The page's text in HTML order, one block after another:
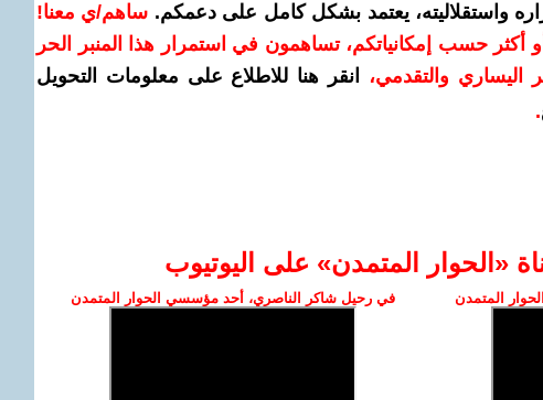
واستقلاليته، يعتمد بشكل كامل على دعمكم. ساهم/ي معنا!
سنويًا أو أكثر حسب إمكانياتكم، تساهمون في استمرار هذا المنبر الحر
اليساري والتقدمي،
انقر هنا للاطلاع على معلومات التحويل
.
‫«الحوار المتمدن» على اليوتيوب
المتمدن في رحيل شاكر الناصري، أحد مؤسسي الحوار المتمدن